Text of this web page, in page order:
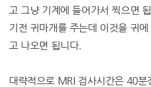
고 그냥 기계에 들어가서 찍으면
기전 귀마개를 주는데 이것을 귀
고 나오면 됩니다.
대략적으로 MRI 검사시간은 40분